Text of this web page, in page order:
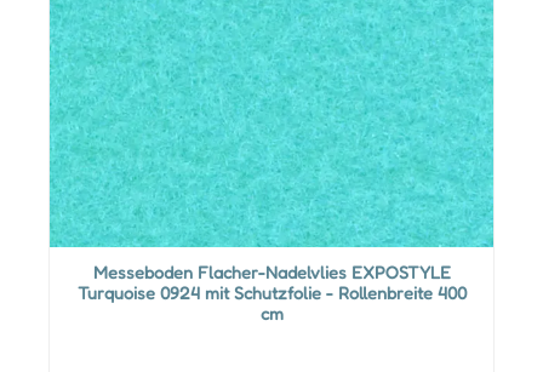
Messeboden Flacher-Nadelvlies EXPOSTYLE
Turquoise 0924 mit Schutzfolie - Rollenbreite 400
cm